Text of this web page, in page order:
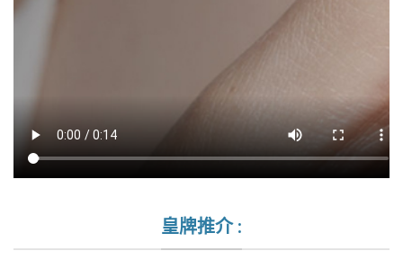
皇牌推介 :